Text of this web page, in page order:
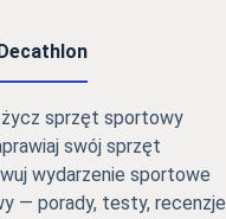
sprzęt sportowy
swój sprzęt
wydarzenie sportowe
— porady, testy, recenzje